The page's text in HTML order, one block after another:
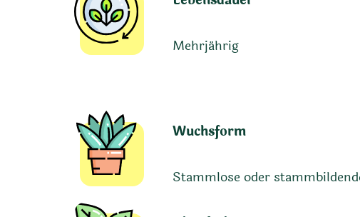
Mehrjährig
Wuchsform
Stammlose oder